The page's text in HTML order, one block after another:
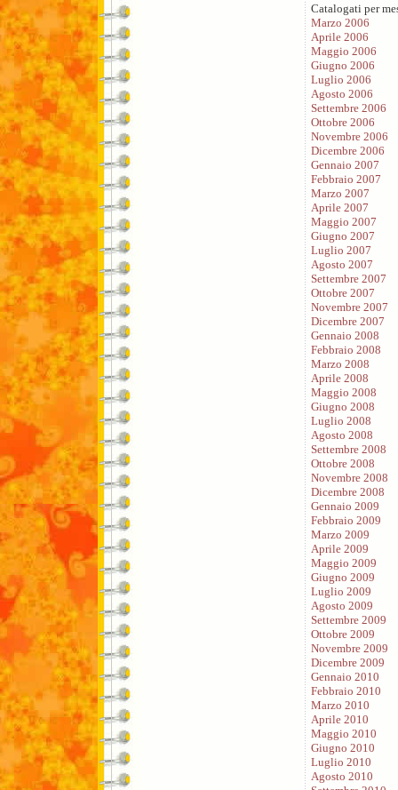
Catalogati per
Marzo 2006
Aprile 2006
Maggio 2006
Giugno 2006
Luglio 2006
Agosto 2006
Settembre 2006
Ottobre 2006
Novembre 2006
Dicembre 2006
Gennaio 2007
Febbraio 2007
Marzo 2007
Aprile 2007
Maggio 2007
Giugno 2007
Luglio 2007
Agosto 2007
Settembre 2007
Ottobre 2007
Novembre 2007
Dicembre 2007
Gennaio 2008
Febbraio 2008
Marzo 2008
Aprile 2008
Maggio 2008
Giugno 2008
Luglio 2008
Agosto 2008
Settembre 2008
Ottobre 2008
Novembre 2008
Dicembre 2008
Gennaio 2009
Febbraio 2009
Marzo 2009
Aprile 2009
Maggio 2009
Giugno 2009
Luglio 2009
Agosto 2009
Settembre 2009
Ottobre 2009
Novembre 2009
Dicembre 2009
Gennaio 2010
Febbraio 2010
Marzo 2010
Aprile 2010
Maggio 2010
Giugno 2010
Luglio 2010
Agosto 2010